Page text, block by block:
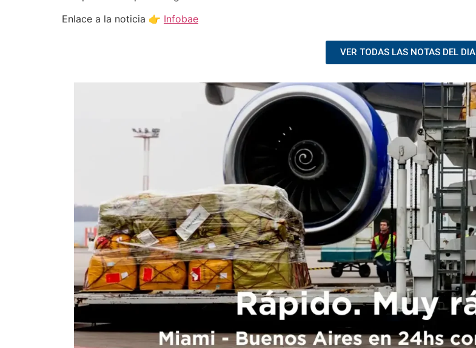
Enlace a la noticia 👉 Infobae
VER TODAS LAS NOTAS DEL DIA